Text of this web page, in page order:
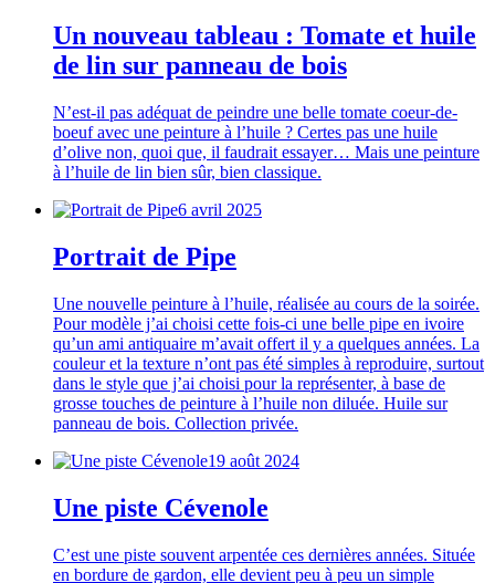
Un nouveau tableau : Tomate et huile
de lin sur panneau de bois
N’est-il pas adéquat de peindre une belle tomate coeur-de-
boeuf avec une peinture à l’huile ? Certes pas une huile
d’olive non, quoi que, il faudrait essayer… Mais une peinture
à l’huile de lin bien sûr, bien classique.
6 avril 2025
Portrait de Pipe
Une nouvelle peinture à l’huile, réalisée au cours de la soirée.
Pour modèle j’ai choisi cette fois-ci une belle pipe en ivoire
qu’un ami antiquaire m’avait offert il y a quelques années. La
couleur et la texture n’ont pas été simples à reproduire, surtout
dans le style que j’ai choisi pour la représenter, à base de
grosse touches de peinture à l’huile non diluée. Huile sur
panneau de bois. Collection privée.
19 août 2024
Une piste Cévenole
C’est une piste souvent arpentée ces dernières années. Située
en bordure de gardon, elle devient peu à peu un simple